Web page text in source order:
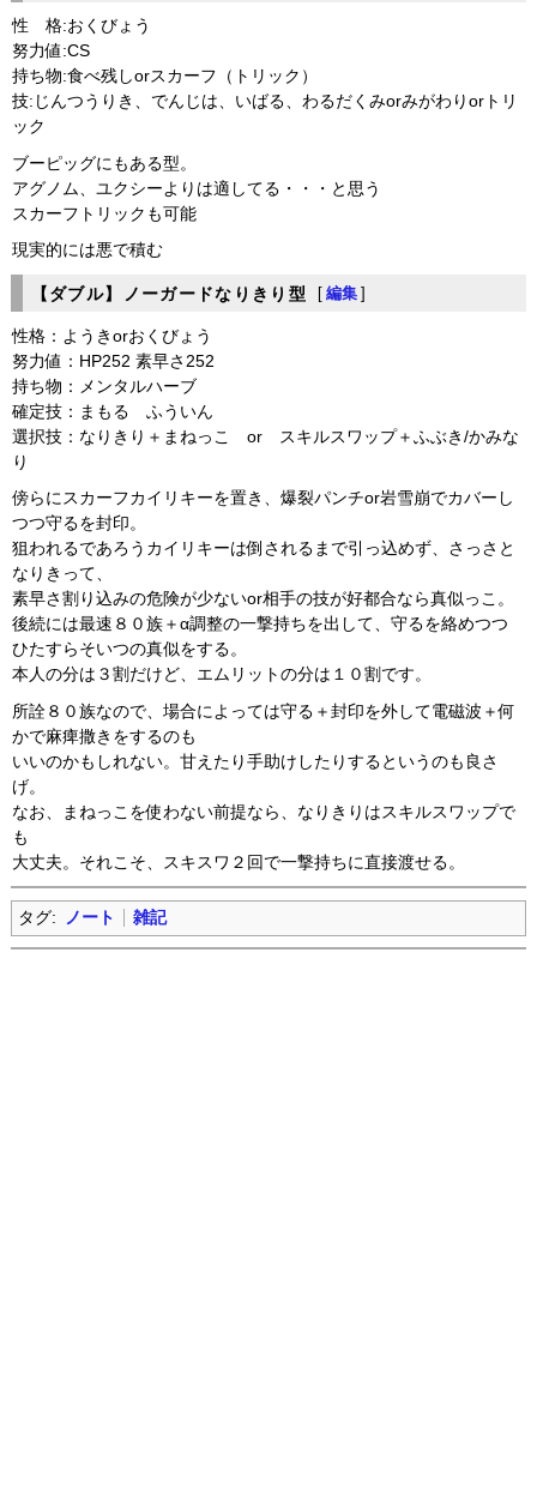
性 格:おくびょう
努力値:CS
持ち物:食べ残しorスカーフ（トリック）
技:じんつうりき、でんじは、いばる、わるだくみorみがわりorトリ
ック
ブーピッグにもある型。
アグノム、ユクシーよりは適してる・・・と思う
スカーフトリックも可能
現実的には悪で積む
【ダブル】ノーガードなりきり型 [ 編集 ]
性格：ようきorおくびょう
努力値：HP252 素早さ252
持ち物：メンタルハーブ
確定技：まもる ふういん
選択技：なりきり＋まねっこ or スキルスワップ＋ふぶき/かみな
り
傍らにスカーフカイリキーを置き、爆裂パンチor岩雪崩でカバーし
つつ守るを封印。
狙われるであろうカイリキーは倒されるまで引っ込めず、さっさと
なりきって、
素早さ割り込みの危険が少ないor相手の技が好都合なら真似っこ。
後続には最速８０族＋α調整の一撃持ちを出して、守るを絡めつつ
ひたすらそいつの真似をする。
本人の分は３割だけど、エムリットの分は１０割です。
所詮８０族なので、場合によっては守る＋封印を外して電磁波＋何
かで麻痺撒きをするのも
いいのかもしれない。甘えたり手助けしたりするというのも良さ
げ。
なお、まねっこを使わない前提なら、なりきりはスキルスワップで
も
大丈夫。それこそ、スキスワ２回で一撃持ちに直接渡せる。
タグ: ノート 雑記